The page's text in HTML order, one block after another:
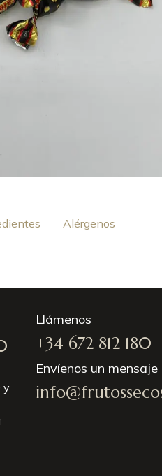
Alérgenos
y
Llámenos
+34 672 812 180
Envíenos un mensaje